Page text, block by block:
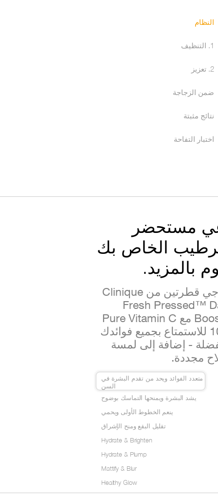
النظام
1. التنظيف
2. تعزيز
ضمن الزجاجة
نتائج مثبتة
اختبار التفاحة
مستحضر
الخاص بك
بالمزيد.
إمزجي قطرتين من Clinique
Fresh Pressed™
Booster مع Pure Vitamin C
10% للاستمتاع بجميع فوائدك
- إضافة إلى لمسة
مجددة.
متعدد الفوائد ويحد من تقدم البشرة في
السن
يشد البشرة ويمنحها التماسك بوضوح
ينعم الخطوط الأولى ويحمي
تقليل البقع ومنح الإشراق
Hydrate & Brighten
Hydrate & Plump
Mattify & Blur
Healthy Glow